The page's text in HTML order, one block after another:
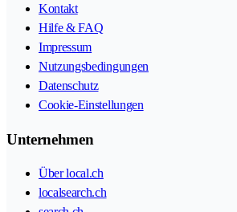
Kontakt
Hilfe & FAQ
Impressum
Nutzungsbedingungen
Datenschutz
Cookie-Einstellungen
Unternehmen
Über local.ch
localsearch.ch